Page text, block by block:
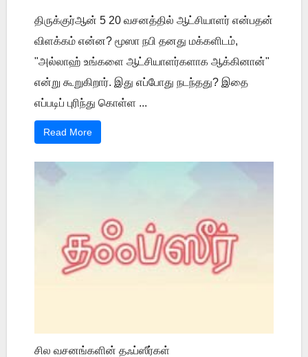
திருக்குர்ஆன் 5 20 வசனத்தில் ஆட்சியாளர் என்பதன்
விளக்கம் என்ன? மூஸா நபி தனது மக்களிடம்,
"அல்லாஹ் உங்களை ஆட்சியாளர்களாக ஆக்கினான்"
என்று கூறுகிறார். இது எப்போது நடந்தது? இதை
எப்படிப் புரிந்து கொள்ள ...
Read More
சில வசனங்களின் தஃப்ஸீர்கள்